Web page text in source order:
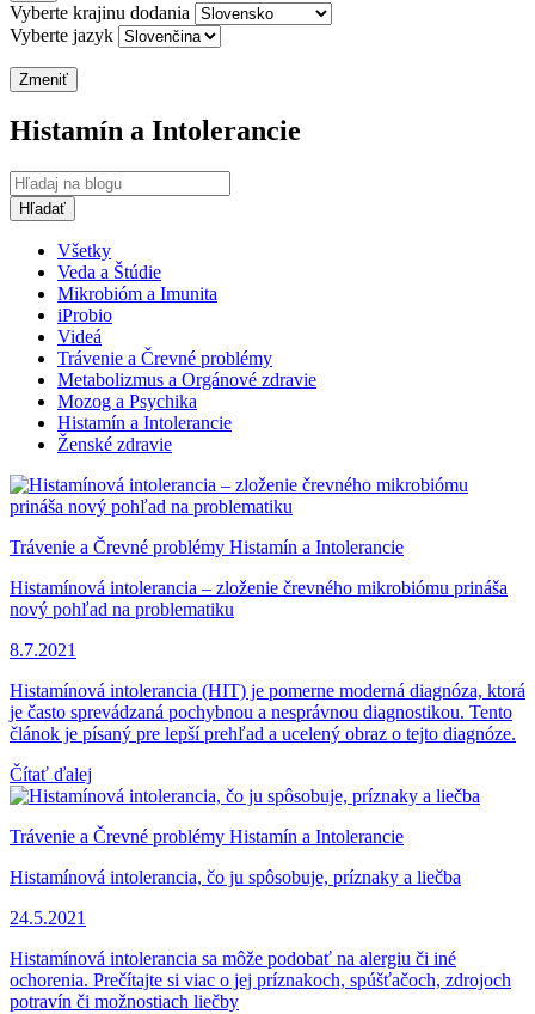
Vyberte krajinu dodania
Vyberte jazyk
Zmeniť
Histamín a Intolerancie
Všetky
Veda a Štúdie
Mikrobióm a Imunita
iProbio
Videá
Trávenie a Črevné problémy
Metabolizmus a Orgánové zdravie
Mozog a Psychika
Histamín a Intolerancie
Ženské zdravie
Trávenie a Črevné problémy Histamín a Intolerancie
Histamínová intolerancia – zloženie črevného mikrobiómu prináša
nový pohľad na problematiku
8.7.2021
Histamínová intolerancia (HIT) je pomerne moderná diagnóza, ktorá
je často sprevádzaná pochybnou a nesprávnou diagnostikou. Tento
článok je písaný pre lepší prehľad a ucelený obraz o tejto diagnóze.
Čítať ďalej
Trávenie a Črevné problémy Histamín a Intolerancie
Histamínová intolerancia, čo ju spôsobuje, príznaky a liečba
24.5.2021
Histamínová intolerancia sa môže podobať na alergiu či iné
ochorenia. Prečítajte si viac o jej príznakoch, spúšťačoch, zdrojoch
potravín či možnostiach liečby